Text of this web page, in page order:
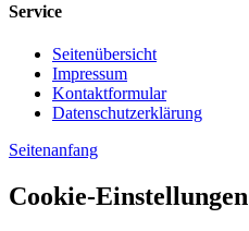
Service
Seitenübersicht
Impressum
Kontaktformular
Datenschutzerklärung
Seitenanfang
Cookie-Einstellungen